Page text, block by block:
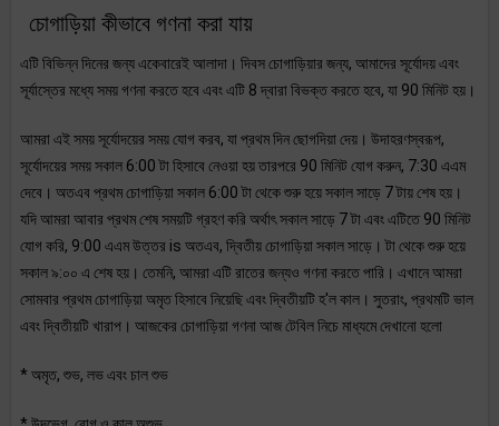
চোগাড়িয়া কীভাবে গণনা করা যায়
এটি বিভিন্ন দিনের জন্য একেবারেই আলাদা। দিবস চোগাড়িয়ার জন্য, আমাদের সূর্যোদয় এবং
সূর্যাস্তের মধ্যে সময় গণনা করতে হবে এবং এটি 8 দ্বারা বিভক্ত করতে হবে, যা 90 মিনিট হয়।
আমরা এই সময় সূর্যোদয়ের সময় যোগ করব, যা প্রথম দিন ছোগদিয়া দেয়। উদাহরণস্বরূপ,
সূর্যোদয়ের সময় সকাল 6:00 টা হিসাবে নেওয়া হয় তারপরে 90 মিনিট যোগ করুন, 7:30 এএম
দেবে। অতএব প্রথম চোগাড়িয়া সকাল 6:00 টা থেকে শুরু হয়ে সকাল সাড়ে 7 টায় শেষ হয়।
যদি আমরা আবার প্রথম শেষ সময়টি গ্রহণ করি অর্থাৎ সকাল সাড়ে 7 টা এবং এটিতে 90 মিনিট
যোগ করি, 9:00 এএম উত্তর is অতএব, দ্বিতীয় চোগাড়িয়া সকাল সাড়ে। টা থেকে শুরু হয়ে
সকাল ৯:০০ এ শেষ হয়। তেমনি, আমরা এটি রাতের জন্যও গণনা করতে পারি। এখানে আমরা
সোমবার প্রথম চোগাড়িয়া অমৃত হিসাবে নিয়েছি এবং দ্বিতীয়টি হ'ল কাল। সুতরাং, প্রথমটি ভাল
এবং দ্বিতীয়টি খারাপ। আজকের চোগাড়িয়া গণনা আজ টেবিল নিচে মাধ্যমে দেখানো হলো
* অমৃত, শুভ, লভ এবং চাল শুভ